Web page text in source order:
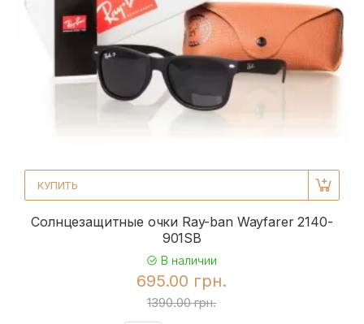
КУПИТЬ
Солнцезащитные очки Ray-ban Wayfarer 2140-
901SB
В наличии
695.00 грн.
1390.00 грн.